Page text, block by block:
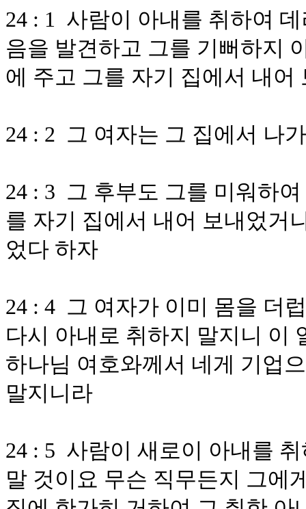
24 : 1 사람이 아내를 취하여
음을 발견하고 그를 기뻐하지
에 주고 그를 자기 집에서 내어
24 : 2 그 여자는 그 집에서 나
24 : 3 그 후부도 그를 미워하
를 자기 집에서 내어 보내었거
었다 하자
24 : 4 그 여자가 이미 몸을 더
다시 아내로 취하지 말지니 이
하나님 여호와께서 네게 기업
말지니라
24 : 5 사람이 새로이 아내를
말 것이요 무슨 직무든지 그에